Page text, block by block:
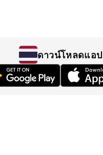
ดาวน์โหลดแอป